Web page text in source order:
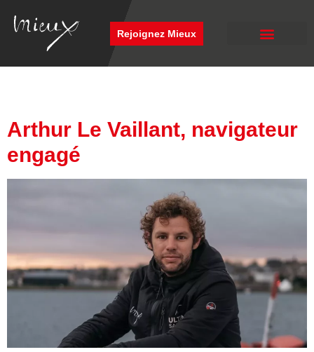
Rejoignez Mieux
Arthur Le Vaillant, navigateur
engagé